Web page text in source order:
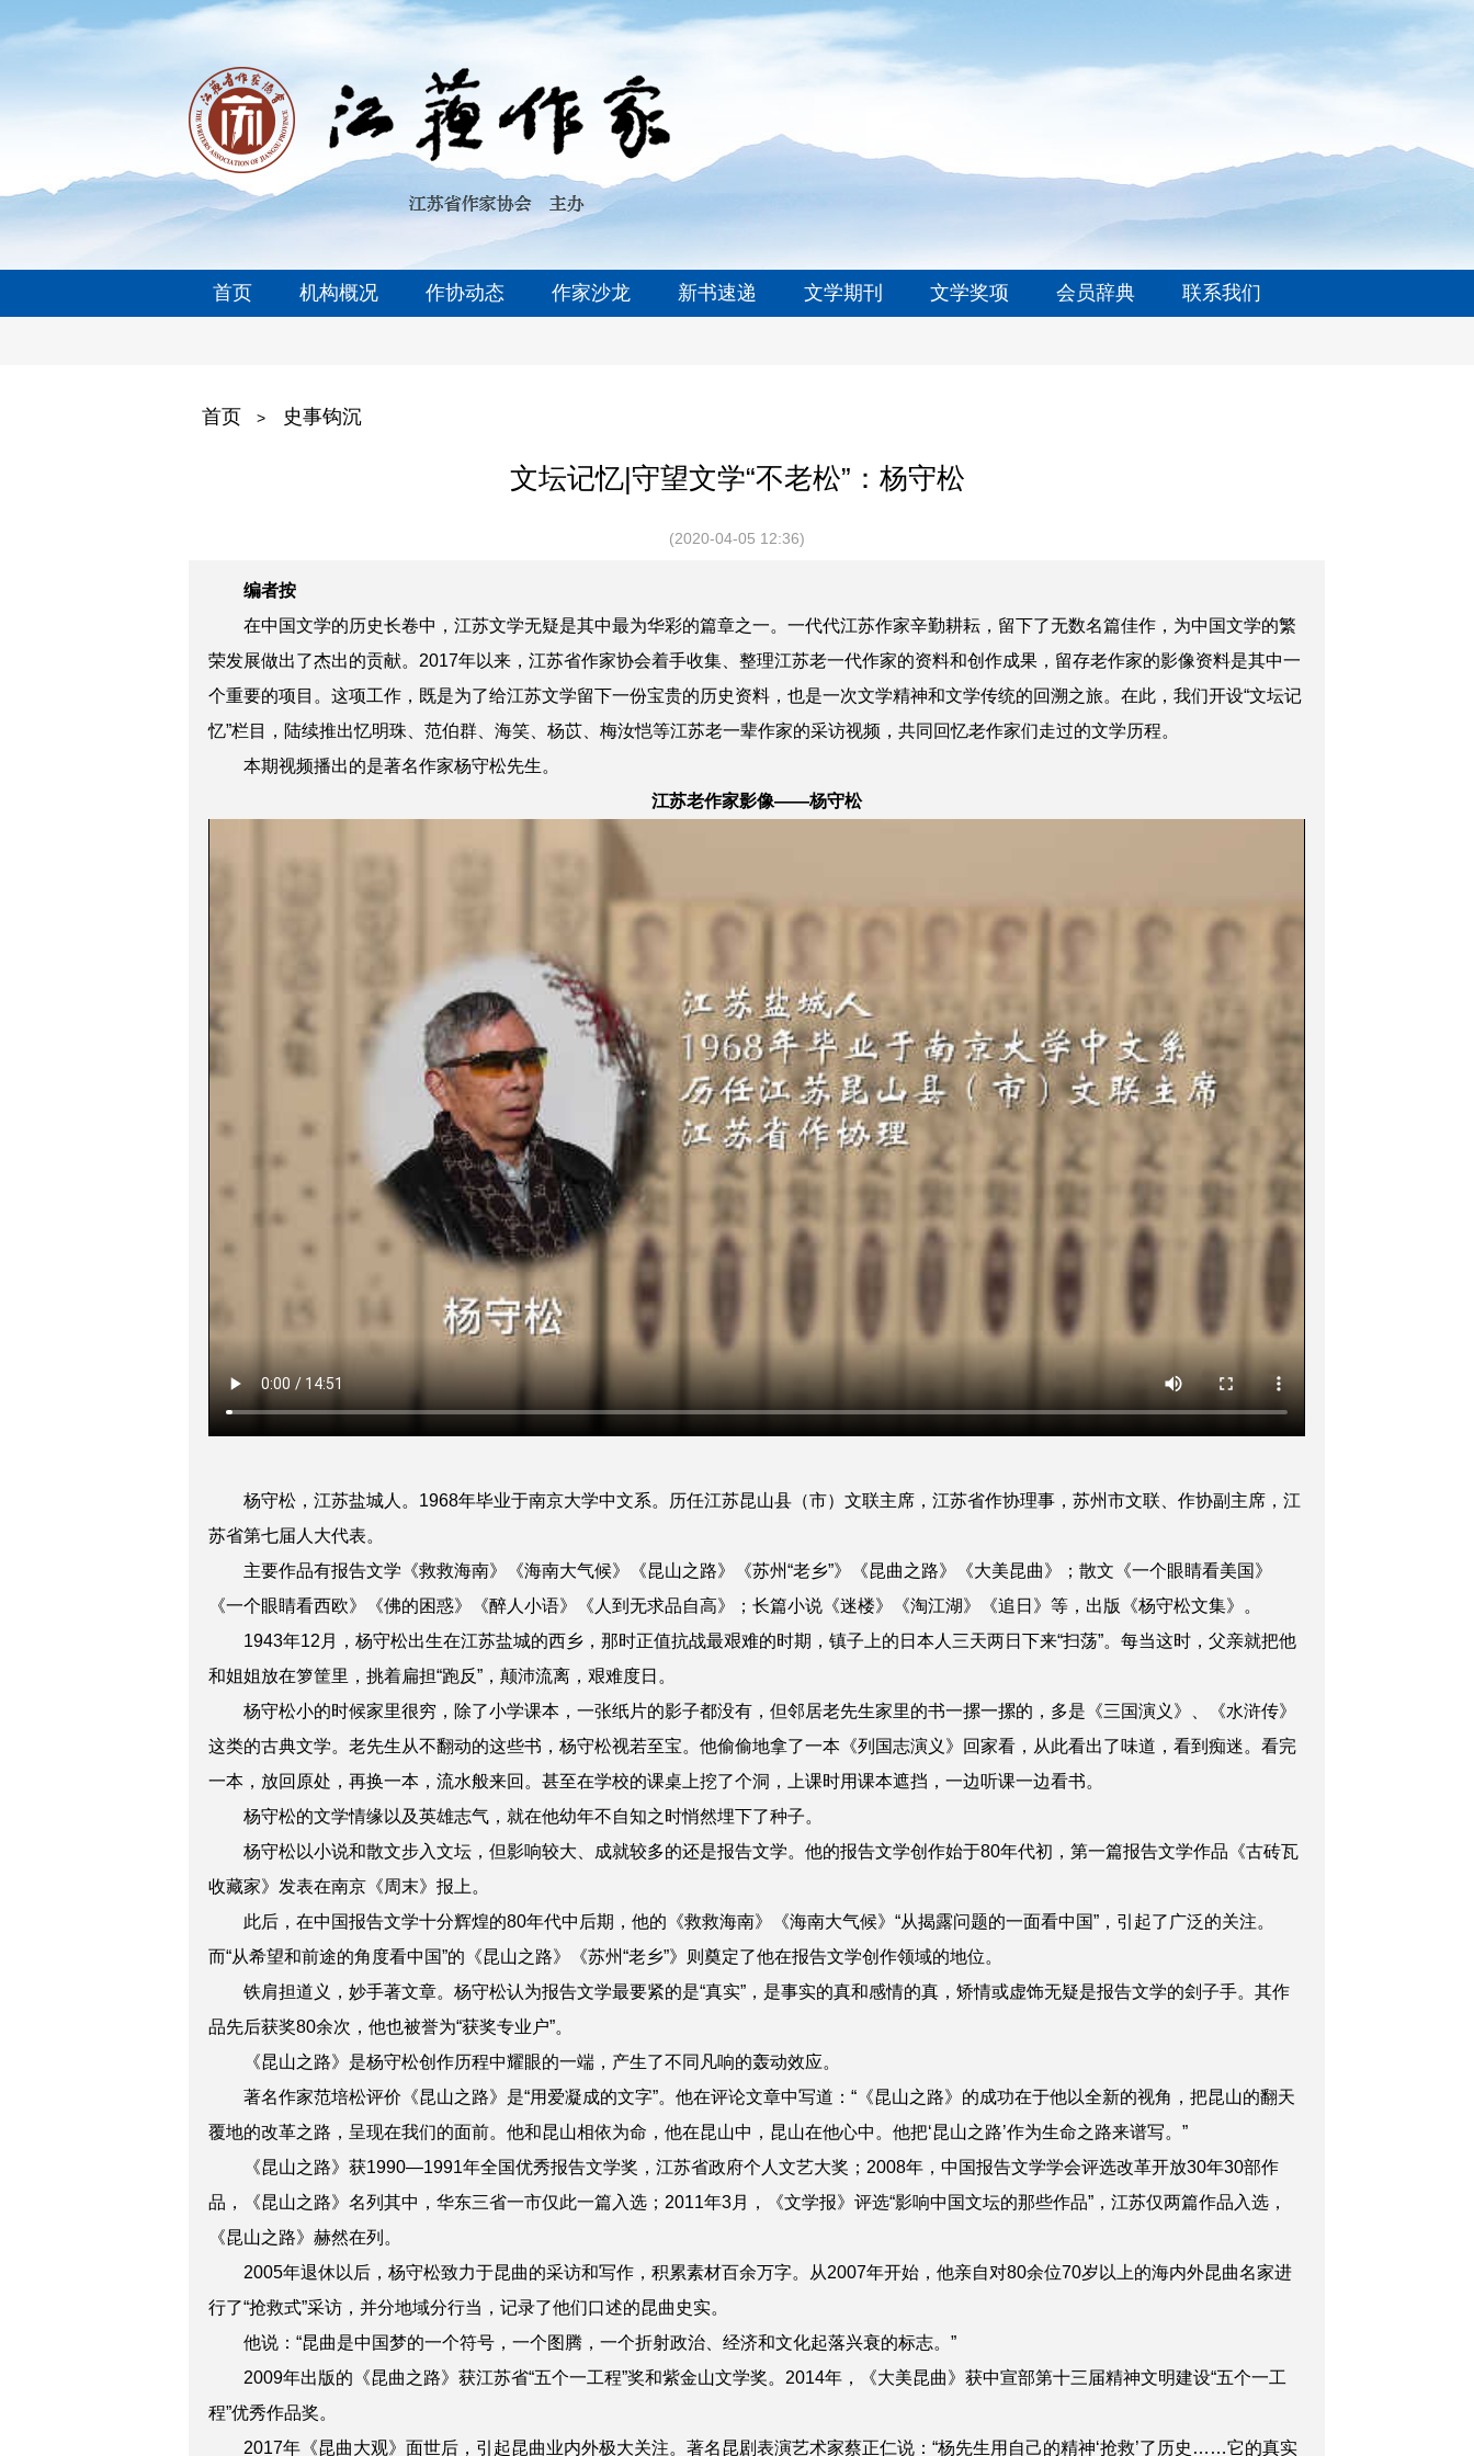
首页 机构概况 作协动态 作家沙龙 新书速递 文学期刊 文学奖项 会员辞典 联系我们
首页 > 史事钩沉
文坛记忆|守望文学“不老松”：杨守松
(2020-04-05 12:36)
编者按
在中国文学的历史长卷中，江苏文学无疑是其中最为华彩的篇章之一。一代代江苏作家辛勤耕耘，留下了无数名篇佳作，为中国文学的繁
荣发展做出了杰出的贡献。2017年以来，江苏省作家协会着手收集、整理江苏老一代作家的资料和创作成果，留存老作家的影像资料是其中一
个重要的项目。这项工作，既是为了给江苏文学留下一份宝贵的历史资料，也是一次文学精神和文学传统的回溯之旅。在此，我们开设“文坛记
忆”栏目，陆续推出忆明珠、范伯群、海笑、杨苡、梅汝恺等江苏老一辈作家的采访视频，共同回忆老作家们走过的文学历程。
本期视频播出的是著名作家杨守松先生。
江苏老作家影像——杨守松
杨守松，江苏盐城人。1968年毕业于南京大学中文系。历任江苏昆山县（市）文联主席，江苏省作协理事，苏州市文联、作协副主席，江
苏省第七届人大代表。
主要作品有报告文学《救救海南》《海南大气候》《昆山之路》《苏州“老乡”》《昆曲之路》《大美昆曲》；散文《一个眼睛看美国》
《一个眼睛看西欧》《佛的困惑》《醉人小语》《人到无求品自高》；长篇小说《迷楼》《淘江湖》《追日》等，出版《杨守松文集》。
1943年12月，杨守松出生在江苏盐城的西乡，那时正值抗战最艰难的时期，镇子上的日本人三天两日下来“扫荡”。每当这时，父亲就把他
和姐姐放在箩筐里，挑着扁担“跑反”，颠沛流离，艰难度日。
杨守松小的时候家里很穷，除了小学课本，一张纸片的影子都没有，但邻居老先生家里的书一摞一摞的，多是《三国演义》、《水浒传》
这类的古典文学。老先生从不翻动的这些书，杨守松视若至宝。他偷偷地拿了一本《列国志演义》回家看，从此看出了味道，看到痴迷。看完
一本，放回原处，再换一本，流水般来回。甚至在学校的课桌上挖了个洞，上课时用课本遮挡，一边听课一边看书。
杨守松的文学情缘以及英雄志气，就在他幼年不自知之时悄然埋下了种子。
杨守松以小说和散文步入文坛，但影响较大、成就较多的还是报告文学。他的报告文学创作始于80年代初，第一篇报告文学作品《古砖瓦
收藏家》发表在南京《周末》报上。
此后，在中国报告文学十分辉煌的80年代中后期，他的《救救海南》《海南大气候》“从揭露问题的一面看中国”，引起了广泛的关注。
而“从希望和前途的角度看中国”的《昆山之路》《苏州“老乡”》则奠定了他在报告文学创作领域的地位。
铁肩担道义，妙手著文章。杨守松认为报告文学最要紧的是“真实”，是事实的真和感情的真，矫情或虚饰无疑是报告文学的刽子手。其作
品先后获奖80余次，他也被誉为“获奖专业户”。
《昆山之路》是杨守松创作历程中耀眼的一端，产生了不同凡响的轰动效应。
著名作家范培松评价《昆山之路》是“用爱凝成的文字”。他在评论文章中写道：“《昆山之路》的成功在于他以全新的视角，把昆山的翻天
覆地的改革之路，呈现在我们的面前。他和昆山相依为命，他在昆山中，昆山在他心中。他把‘昆山之路’作为生命之路来谱写。”
《昆山之路》获1990—1991年全国优秀报告文学奖，江苏省政府个人文艺大奖；2008年，中国报告文学学会评选改革开放30年30部作
品，《昆山之路》名列其中，华东三省一市仅此一篇入选；2011年3月，《文学报》评选“影响中国文坛的那些作品”，江苏仅两篇作品入选，
《昆山之路》赫然在列。
2005年退休以后，杨守松致力于昆曲的采访和写作，积累素材百余万字。从2007年开始，他亲自对80余位70岁以上的海内外昆曲名家进
行了“抢救式”采访，并分地域分行当，记录了他们口述的昆曲史实。
他说：“昆曲是中国梦的一个符号，一个图腾，一个折射政治、经济和文化起落兴衰的标志。”
2009年出版的《昆曲之路》获江苏省“五个一工程”奖和紫金山文学奖。2014年，《大美昆曲》获中宣部第十三届精神文明建设“五个一工
程”优秀作品奖。
2017年《昆曲大观》面世后，引起昆曲业内外极大关注。著名昆剧表演艺术家蔡正仁说：“杨先生用自己的精神‘抢救’了历史……它的真实